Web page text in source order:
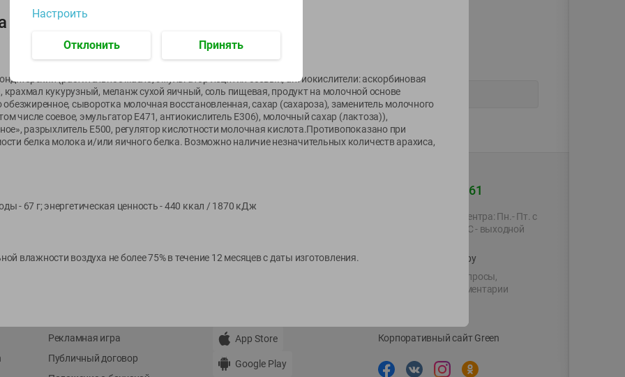
120г
Показать 15-28 из 77
Возврат товара
Рекламная игра
Публичный договор
Обратная связь
App Store
Google Play
+375 44 560-60-61
Время работы Call-центра: Пн.- Пт. с
09.00 до 17.00, СБ, ВС - выходной
shop@green-market.by
Пишите нам свои вопросы,
предложения и комментарии
Корпоративный сайт Green
(растительное масло, эмульгатор лецитин соевый, антиокислители: аскорбиновая
крахмал кукурузный, меланж сухой яичный, соль пищевая, продукт на молочной основе
сыворотка молочная восстановленная, сахар (сахароза), заменитель молочного
числе соевое, эмульгатор Е471, антиокислитель Е306), молочный сахар (лактоза)),
разрыхлитель Е500, регулятор кислотности молочная кислота.Противопоказано при
белка молока и/или яичного белка. Возможно наличие незначительных количеств арахиса,
- 67 г; энергетическая ценность - 440 ккал / 1870 кДж
влажности воздуха не более 75% в течение 12 месяцев с даты изготовления.
Настроить
Отклонить Принять